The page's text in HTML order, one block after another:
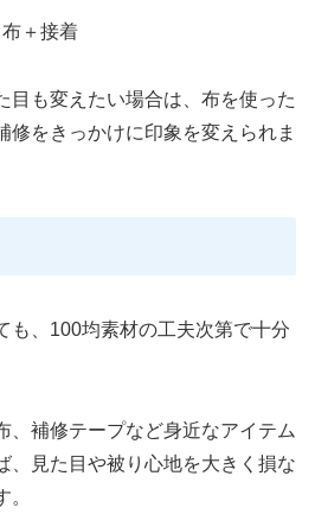
＋接着
目も変えたい場合は、布を使った
修をきっかけに印象を変えられま
も、100均素材の工夫次第で十分
、補修テープなど身近なアイテム
、見た目や被り心地を大きく損な